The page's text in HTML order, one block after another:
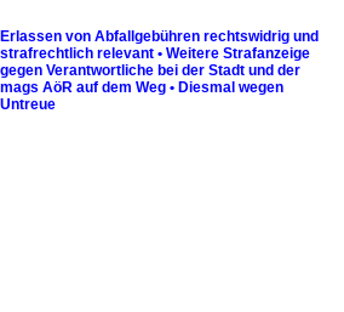
Erlassen von Abfallgebühren rechtswidrig und
strafrechtlich relevant • Weitere Strafanzeige
gegen Verantwortliche bei der Stadt und der
mags AöR auf dem Weg • Diesmal wegen
Untreue